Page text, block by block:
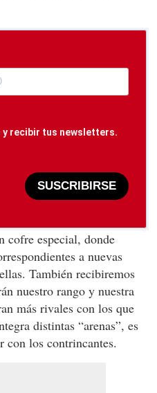
recibir tus newsletters.
SUSCRIBIRSE
cofre especial, donde
a nuevas
También recibiremos
nuestro rango y nuestra
más rivales con los que
distintas “arenas”, es
con los contrincantes.